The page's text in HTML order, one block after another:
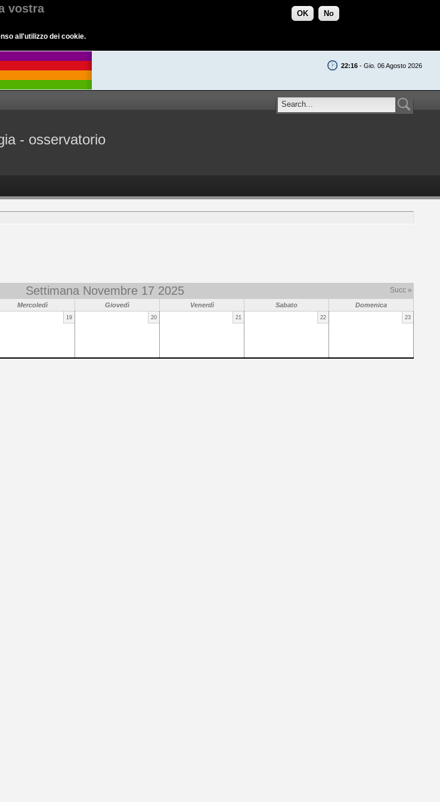
vostra
all'utilizzo dei cookie.
OK No
22:16 - Gio. 06 Agosto 2026
- osservatorio
Settimana Novembre 17 2025 Succ »
Mercoledì Giovedì Venerdì Sabato Domenica
19 20 21 22 23